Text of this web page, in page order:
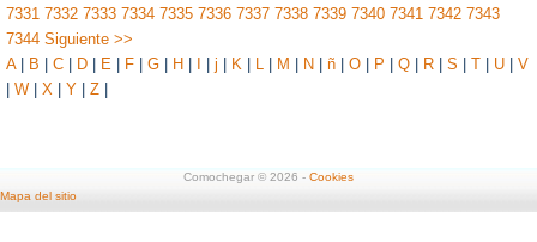
7331 7332 7333 7334 7335 7336 7337 7338 7339 7340 7341 7342 7343
7344 Siguiente >>
A| B C D E F G H j K L M N ñ O P Q R S T U
V
W X Y Z
Comochegar © 2026 - Cookies
Mapa del sitio